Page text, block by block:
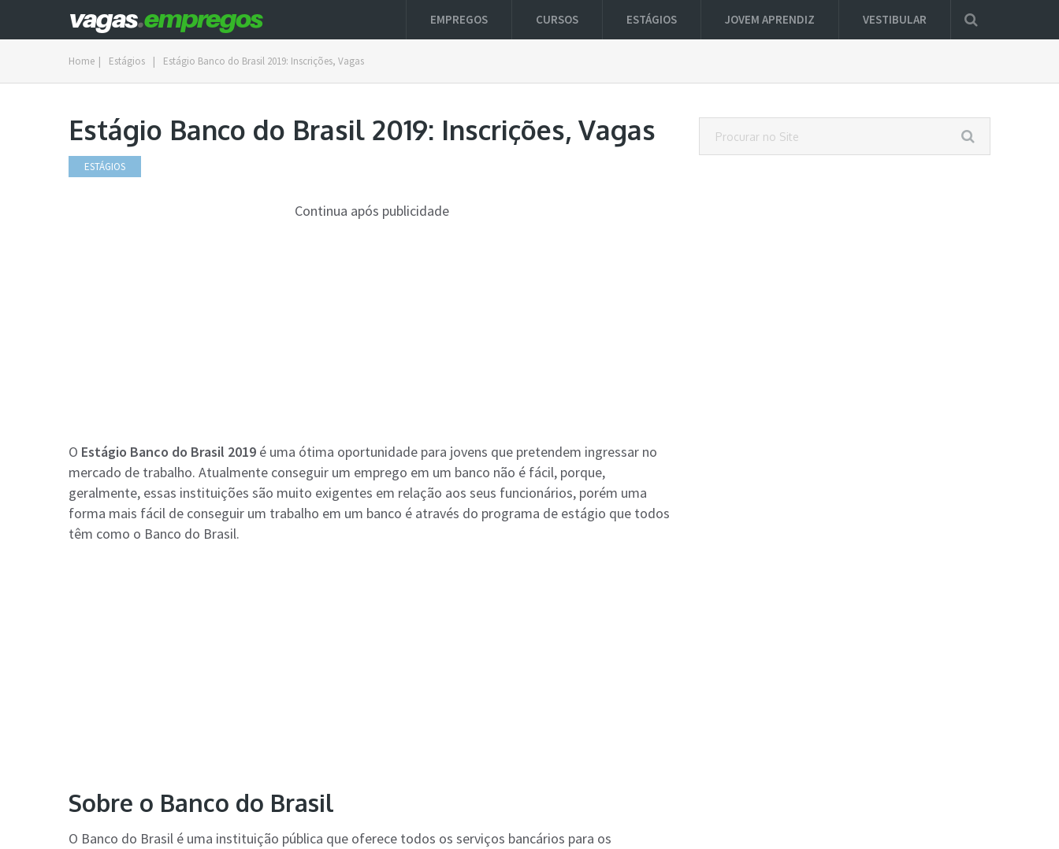
EMPREGOS CURSOS ESTÁGIOS JOVEM APRENDIZ VESTIBULAR
Home | Estágios | Estágio Banco do Brasil 2019: Inscrições, Vagas
Estágio Banco do Brasil 2019: Inscrições, Vagas
ESTÁGIOS
Continua após publicidade
O Estágio Banco do Brasil 2019 é uma ótima oportunidade para jovens que pretendem ingressar no
mercado de trabalho. Atualmente conseguir um emprego em um banco não é fácil, porque,
geralmente, essas instituições são muito exigentes em relação aos seus funcionários, porém uma
forma mais fácil de conseguir um trabalho em um banco é através do programa de estágio que todos
têm como o Banco do Brasil.
Sobre o Banco do Brasil
O Banco do Brasil é uma instituição pública que oferece todos os serviços bancários para os